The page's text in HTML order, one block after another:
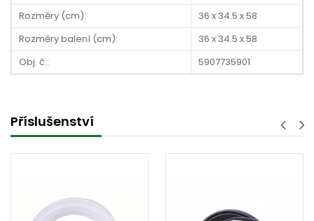
Rozměry (cm):
36 x 34.5 x 58
Rozměry balení (cm):
36 x 34.5 x 58
Obj. č.:
5907735901
Příslušenství